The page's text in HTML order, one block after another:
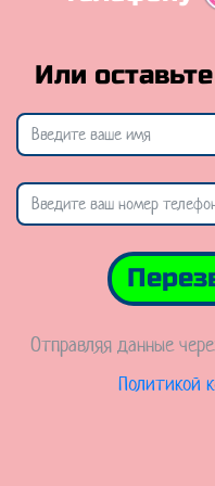
Или
Отправляя данные
Политикой